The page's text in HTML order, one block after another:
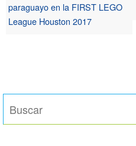
paraguayo en la FIRST LEGO
League Houston 2017